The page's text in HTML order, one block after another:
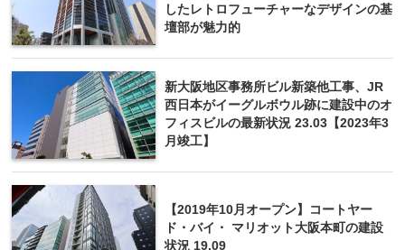
したレトロフューチャーなデザインの基
壇部が魅力的
新大阪地区事務所ビル新築他工事、JR
西日本がイーグルボウル跡に建設中のオ
フィスビルの最新状況 23.03【2023年3
月竣工】
【2019年10月オープン】コートヤー
ド・バイ・ マリオット大阪本町の建設
状況 19.09